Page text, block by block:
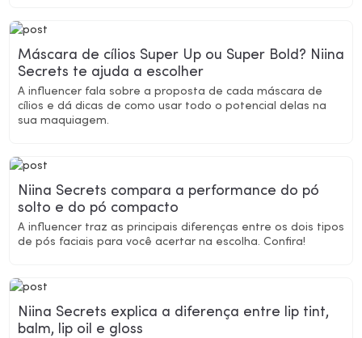
Máscara de cílios Super Up ou Super Bold? Niina
Secrets te ajuda a escolher
A influencer fala sobre a proposta de cada máscara de
cílios e dá dicas de como usar todo o potencial delas na
sua maquiagem.
Niina Secrets compara a performance do pó
solto e do pó compacto
A influencer traz as principais diferenças entre os dois tipos
de pós faciais para você acertar na escolha. Confira!
Niina Secrets explica a diferença entre lip tint,
balm, lip oil e gloss